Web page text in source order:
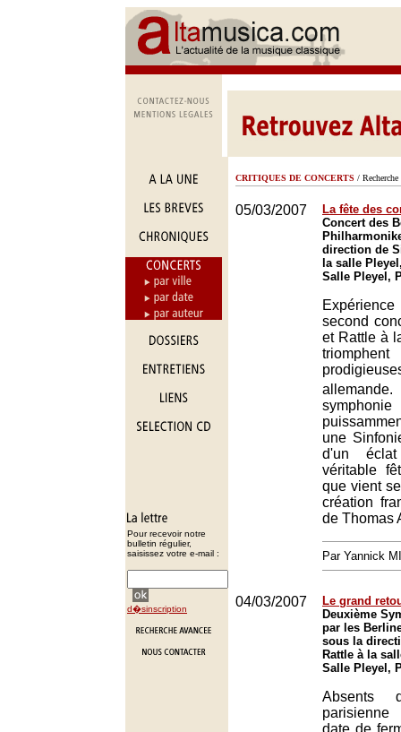
Pour recevoir notre
bulletin régulier,
saisissez votre e-mail :
d�sinscription
CRITIQUES DE CONCERTS / Recherche
05/03/2007
La fête des
Concert des
direction de
la salle
Salle Pleyel,
second
et Rattle à
une
d'un
véritable
que vient
création
de Thomas
Par Yannick
04/03/2007
Le grand
Deuxième
par les
sous la
Rattle à la
Salle Pleyel,
Absents
date de